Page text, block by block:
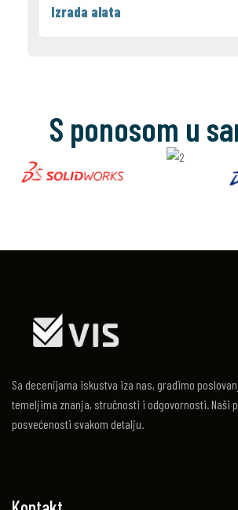
Izrada alata
S ponosom u
Sa decenijama iskustva iza nas, gradimo
temeljima znanja, stručnosti i odgovornosti. Naši
posvećenosti svakom detalju.